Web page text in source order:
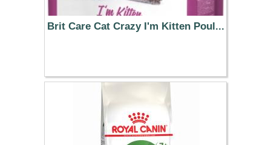
Brit Care Cat Crazy I'm Kitten Poul...
41.99 €